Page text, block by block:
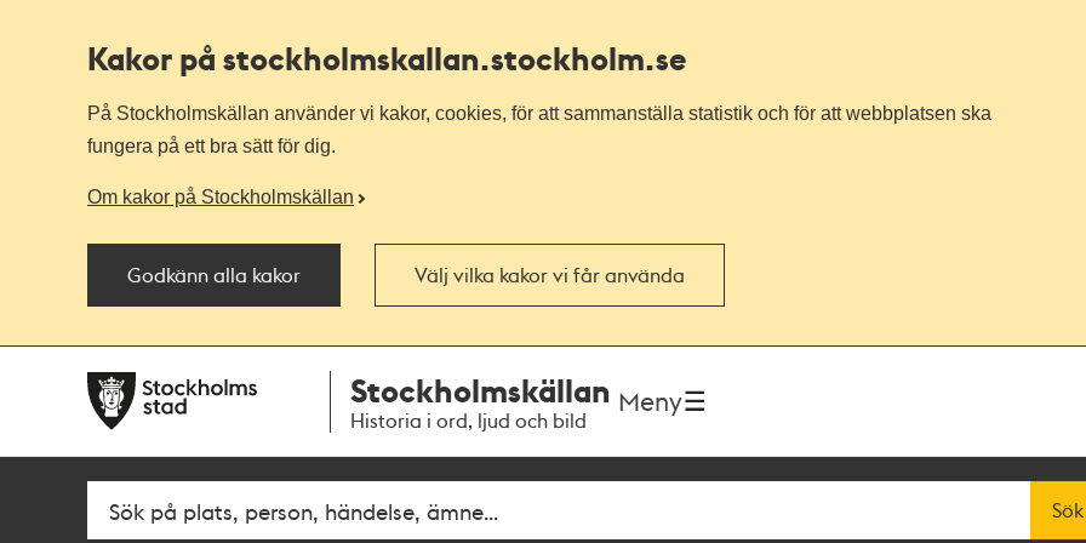
Kakor på stockholmskallan.stockholm.se
På Stockholmskällan använder vi kakor, cookies, för att sammanställa statistik och för att webbplatsen ska
fungera på ett bra sätt för dig.
Om kakor på Stockholmskällan
Godkänn alla kakor Välj vilka kakor vi får använda
navigationen
huvudinnehållet
Stockholmskällan
Historia i ord, ljud och bild
Meny
Fritextsök Sök